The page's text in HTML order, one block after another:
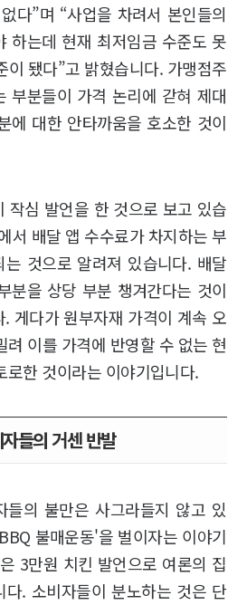
다”며 “사업을 차려서 본인들의
하는데 현재 최저임금 수준도 못
이 됐다”고 밝혔습니다. 가맹점주
부분들이 가격 논리에 갇혀 제대
에 대한 안타까움을 호소한 것이
작심 발언을 한 것으로 보고 있습
서 배달 앱 수수료가 차지하는 부
것으로 알려져 있습니다. 배달
분을 상당 부분 챙겨간다는 것이
게다가 원부자재 가격이 계속 오
려 이를 가격에 반영할 수 없는 현
로한 것이라는 이야기입니다.
들의 거센 반발
들의 불만은 사그라들지 않고 있
불매운동'을 벌이자는 이야기
3만원 치킨 발언으로 여론의 집
다. 소비자들이 분노하는 것은 단